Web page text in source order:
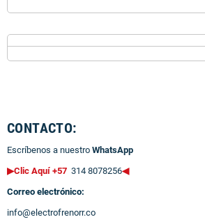
CONTACTO:
Escríbenos a nuestro WhatsApp
▶Clic Aquí +57 314 8078256◀
Correo electrónico:
info@electrofrenorr.co